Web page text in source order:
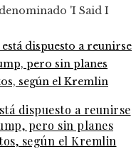
'I Said I
dispuesto a reunirse
pero sin planes
según el Kremlin